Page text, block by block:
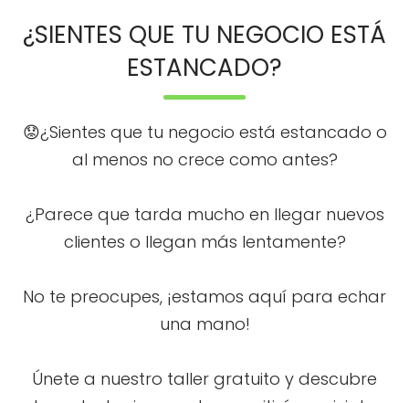
¿SIENTES QUE TU NEGOCIO ESTÁ
ESTANCADO?
😟¿Sientes que tu negocio está estancado o
al menos no crece como antes?
¿Parece que tarda mucho en llegar nuevos
clientes o llegan más lentamente?
No te preocupes, ¡estamos aquí para echar
una mano!
Únete a nuestro taller gratuito y descubre